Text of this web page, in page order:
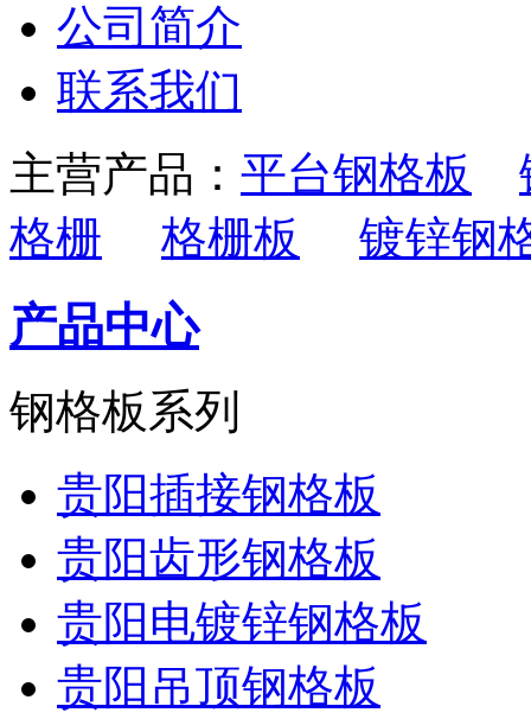
公司简介
联系我们
主营产品： 平台钢格板
格栅
格栅板 镀锌钢
产品中心
钢格板系列
贵阳插接钢格板
贵阳齿形钢格板
贵阳电镀锌钢格板
贵阳吊顶钢格板